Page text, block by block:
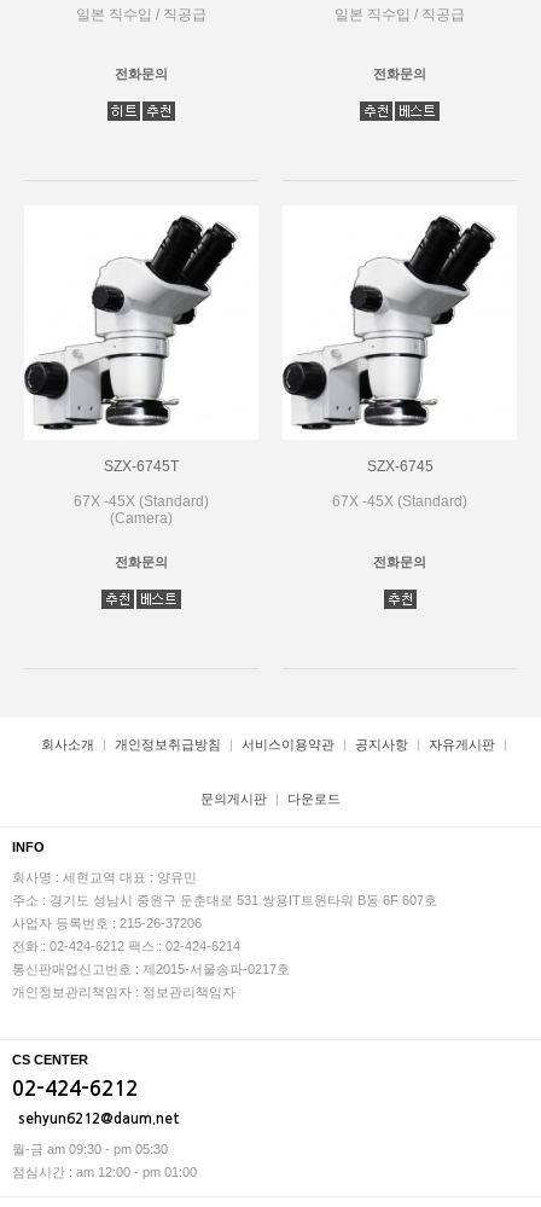
일본 직수입 / 직공급
전화문의
일본 직수입 / 직공급
전화문의
SZX-6745T
67X -45X (Standard)
(Camera)
전화문의
SZX-6745
67X -45X (Standard)
전화문의
회사소개 개인정보취급방침 서비스이용약관 공지사항 자유게시판
문의게시판 다운로드
INFO
회사명 : 세현교역 대표 : 양유민
주소 : 경기도 성남시 중원구 둔춘대로 531 쌍용IT트윈타워 B동 6F 607호
사업자 등록번호 : 215-26-37206
전화 : 02-424-6212 팩스 : 02-424-6214
통신판매업신고번호 : 제2015-서울송파-0217호
개인정보관리책임자 : 정보관리책임자
CS CENTER
02-424-6212
sehyun6212@daum.net
월-금 am 09:30 - pm 05:30
점심시간 : am 12:00 - pm 01:00